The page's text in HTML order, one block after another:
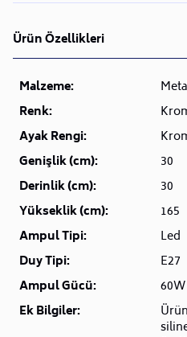
Ürün Özellikleri
Malzeme:
Renk:
Ayak Rengi:
Genişlik (cm):
30
Derinlik (cm):
30
Yükseklik (cm):
165
Ampul Tipi:
Led
Duy Tipi:
E27
Ampul Gücü:
60W
Ek Bilgiler: